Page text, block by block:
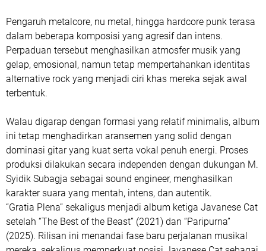
Pengaruh metalcore, nu metal, hingga hardcore punk terasa
dalam beberapa komposisi yang agresif dan intens.
Perpaduan tersebut menghasilkan atmosfer musik yang
gelap, emosional, namun tetap mempertahankan identitas
alternative rock yang menjadi ciri khas mereka sejak awal
terbentuk.
Walau digarap dengan formasi yang relatif minimalis, album
ini tetap menghadirkan aransemen yang solid dengan
dominasi gitar yang kuat serta vokal penuh energi. Proses
produksi dilakukan secara independen dengan dukungan M.
Syidik Subagja sebagai sound engineer, menghasilkan
karakter suara yang mentah, intens, dan autentik.
“Gratia Plena” sekaligus menjadi album ketiga Javanese Cat
setelah “The Best of the Beast” (2021) dan “Paripurna”
(2025). Rilisan ini menandai fase baru perjalanan musikal